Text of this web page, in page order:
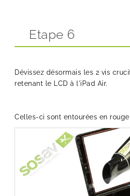
Etape 6
Dévissez désormais les 2 vis
retenant le LCD à l'iPad Air.
Celles-ci sont entourées en